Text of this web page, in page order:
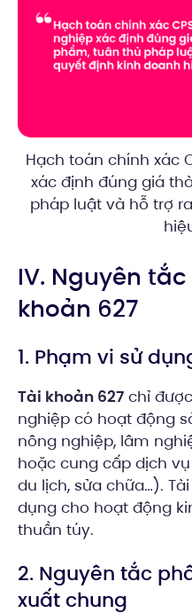
Hạch toán chính xác
xác định đúng giá
pháp luật và hỗ trợ
IV. Nguyên
khoản 627
1. Phạm vi sử
Tài khoản 627 chỉ
nghiệp có hoạt động
nông nghiệp, lâm
hoặc cung cấp dịch
du lịch, sửa chữa…).
dụng cho hoạt động
thuần túy.
2. Nguyên tắc
xuất chung